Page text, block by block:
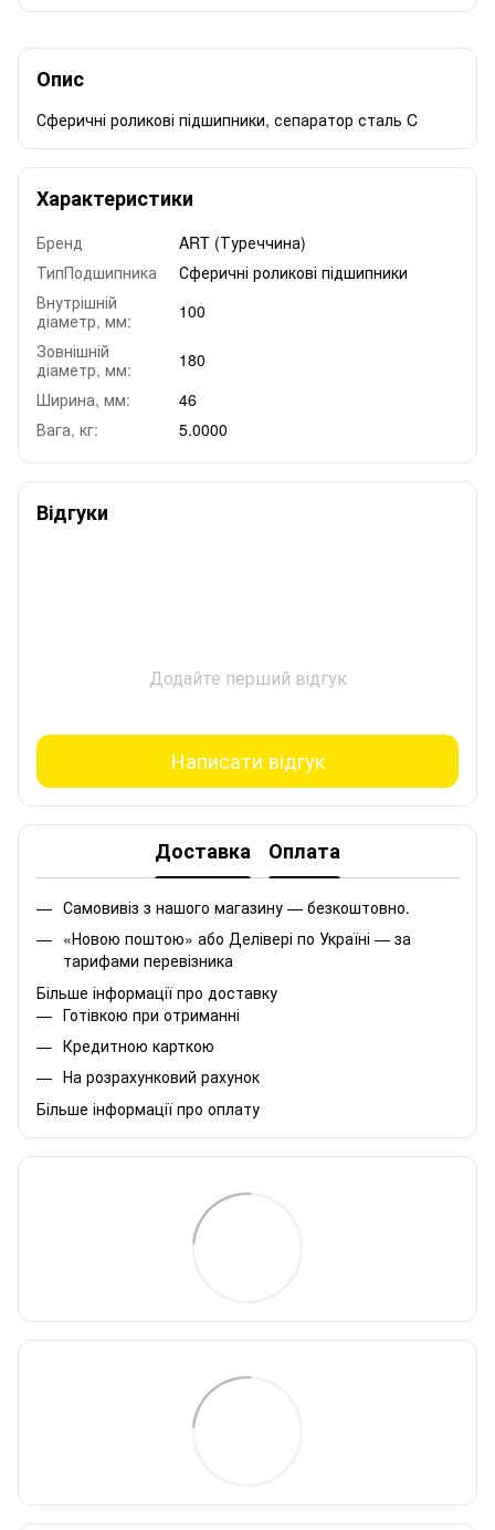
Опис
Сферичні роликові підшипники, сепаратор сталь C
Характеристики
Бренд
ART (Туреччина)
ТипПодшипника
Сферичні роликові підшипники
Внутрішній
діаметр, мм:
100
Зовнішній
діаметр, мм:
180
Ширина, мм:
46
Вага, кг:
5.0000
Відгуки
Додайте перший відгук
Написати відгук
Доставка Оплата
Самовивіз з нашого магазину — безкоштовно.
«Новою поштою» або Делівері по Україні — за
тарифами перевізника
Більше інформації про доставку
Готівкою при отриманні
Кредитною карткою
На розрахунковий рахунок
Більше інформації про оплату